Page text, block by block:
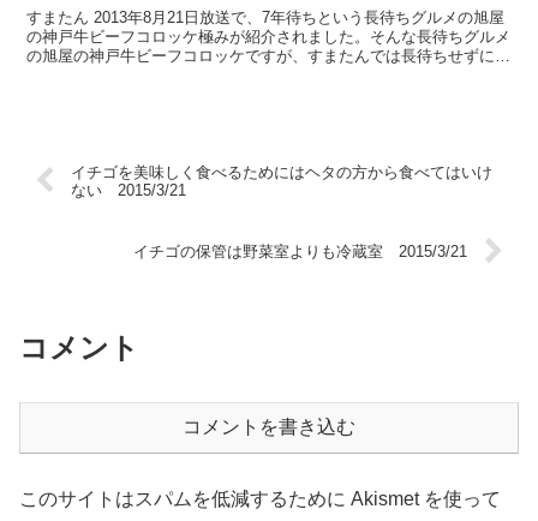
すまたん 2013年8月21日放送で、7年待ちという長待ちグルメの旭屋
の神戸牛ビーフコロッケ極みが紹介されました。そんな長待ちグルメ
の旭屋の神戸牛ビーフコロッケですが、すまたんでは長待ちせずに神
イチゴを美味しく食べるためにはヘタの方から食べてはいけ
ない 2015/3/21
イチゴの保管は野菜室よりも冷蔵室 2015/3/21
コメント
コメントを書き込む
このサイトはスパムを低減するために Akismet を使って